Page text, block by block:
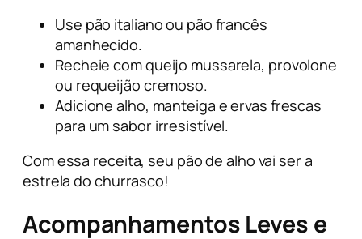
Use pão italiano ou pão francês
amanhecido.
Recheie com queijo mussarela, provolone
ou requeijão cremoso.
Adicione alho, manteiga e ervas frescas
para um sabor irresistível.
Com essa receita, seu pão de alho vai ser a
estrela do churrasco!
Acompanhamentos Leves e